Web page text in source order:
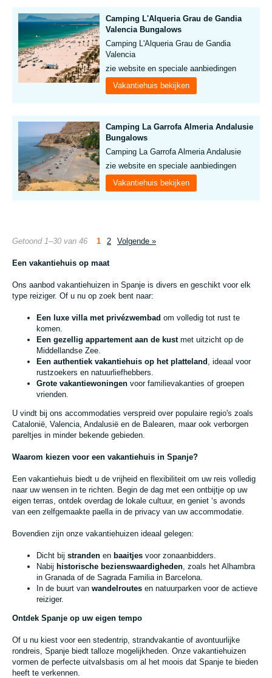
Camping L'Alqueria Grau de Gandia
Valencia Bungalows
Camping L'Alqueria Grau de Gandia
Valencia
zie website en speciale aanbiedingen
Vakantiehuis bekijken
Camping La Garrofa Almeria Andalusie
Bungalows
Camping La Garrofa Almeria Andalusie
zie website en speciale aanbiedingen
Vakantiehuis bekijken
Getoond 1–30 van 46 1 2 Volgende »
Een vakantiehuis op maat
Ons aanbod vakantiehuizen in Spanje is divers en geschikt voor elk
type reiziger. Of u nu op zoek bent naar:
Een luxe villa met privézwembad om volledig tot rust te
komen.
Een gezellig appartement aan de kustmet uitzicht op de
Middellandse Zee.
Een authentiek vakantiehuis op het platteland , ideaal voor
rustzoekers en natuurliefhebbers.
Grote vakantiewoningen voor familievakanties of groepen
vrienden.
U vindt bij ons accommodaties verspreid over populaire regio's zoals
Catalonië, Valencia, Andalusië en de Balearen, maar ook verborgen
pareltjes in minder bekende gebieden.
Waarom kiezen voor een vakantiehuis in Spanje?
Een vakantiehuis biedt u de vrijheid en flexibiliteit om uw reis volledig
naar uw wensen in te richten. Begin de dag met een ontbijtje op uw
eigen terras, ontdek overdag de lokale cultuur, en geniet ‘s avonds
van een zelfgemaakte paella in de privacy van uw accommodatie.
Bovendien zijn onze vakantiehuizen ideaal gelegen:
Dicht bij stranden en baaitjes voor zonaanbidders.
Nabij historische bezienswaardigheden, zoals het Alhambra
in Granada of de Sagrada Familia in Barcelona.
In de buurt van wandelroutes en natuurparken voor de actieve
reiziger.
Ontdek Spanje op uw eigen tempo
Of u nu kiest voor een stedentrip, strandvakantie of avontuurlijke
rondreis, Spanje biedt talloze mogelijkheden. Onze vakantiehuizen
vormen de perfecte uitvalsbasis om al het moois dat Spanje te bieden
heeft te verkennen.